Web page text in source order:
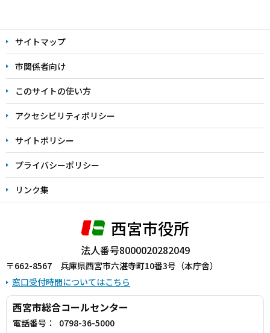
文
こ
こ
ま
で
サイトマップ
市関係者向け
このサイトの使い方
アクセシビリティポリシー
サイトポリシー
プライバシーポリシー
リンク集
西宮市役所
法人番号8000020282049
〒662-8567 兵庫県西宮市六湛寺町10番3号（本庁舎）
窓口受付時間についてはこちら
西宮市総合コールセンター
電話番号：
0798-36-5000